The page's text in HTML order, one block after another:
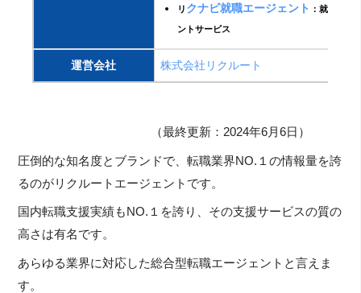
リ クナビ就職エージェント ：就活用エ
ントサービス
運営会社 株式会社リクルート
（最終更新：2024年6月6日）
圧倒的な知名度とブランドで、転職業界NO.１の情報量を誇
るのがリクルートエージェントです。
国内転職支援実績もNO.１を誇り、その支援サービスの質の
高さは有名です。
あらゆる業界に対応した総合型転職エージェントと言えま
す。